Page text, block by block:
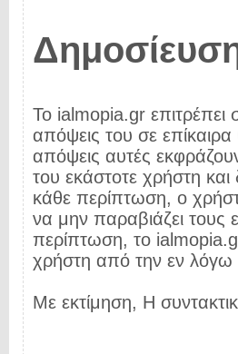
Το ialmopia.gr επιτρέπει
απόψεις του σε επίκαιρα
απόψεις αυτές
του εκάστοτε χρήστη
κάθε περίπτωση, ο
να μην παραβιάζει τους
περίπτωση, το ialmopia.gr
χρήστη από την εν λόγω
Με εκτίμηση, Η